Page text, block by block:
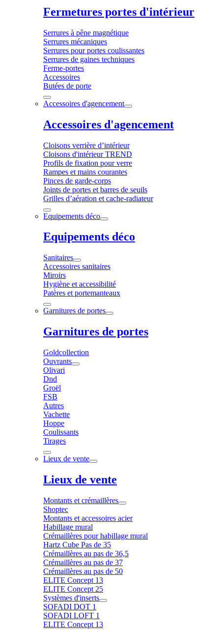
Fermetures portes d'intérieur
Serrures à pêne magnétique
Serrures mécaniques
Serrures pour portes coulissantes
Serrures de gaines techniques
Ferme-portes
Accessoires
Butées de porte
Accessoires d'agencement
Accessoires d'agencement
Cloisons verrière d’intérieur
Cloisons d'intérieur TREND
Profils de fixation pour verre
Rampes et mains courantes
Pinces de garde-corps
Joints de portes et barres de seuils
Grilles d’aération et cache-radiateur
Equipements déco
Equipements déco
Sanitaires
Accessoires sanitaires
Miroirs
Hygiène et accessibilité
Patères et portemanteaux
Garnitures de portes
Garnitures de portes
Goldcollection
Ouvrants
Olivari
Dnd
Groël
FSB
Autres
Vachette
Hoppe
Coulissants
Tirages
Lieux de vente
Lieux de vente
Montants et crémaillères
Shoptec
Montants et accessoires acier
Habillage mural
Crémaillères pour habillage mural
Hartz Cube Pas de 35
Crémaillères au pas de 36,5
Crémaillères au pas de 37
Crémaillères au pas de 50
ELITE Concept 13
ELITE Concept 25
Systèmes d'inserts
SOFADI DOT 1
SOFADI LOFT 1
ELITE Concept 13